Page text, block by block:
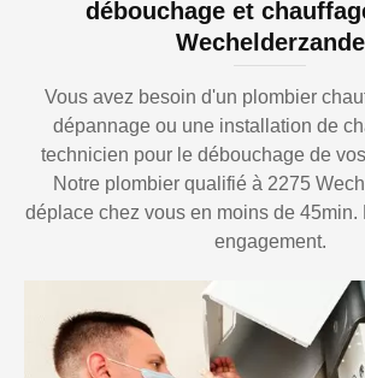
débouchage et
Wechelderzande
Vous avez besoin d'un plombier
dépannage ou une installation de
technicien pour le débouchage de
Notre plombier qualifié à 2275
déplace chez vous en moins de 45min.
engagement.